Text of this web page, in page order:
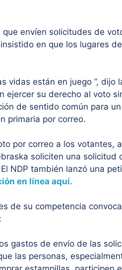
envíen solicitudes de
en que los lugares
vidas están en juego ”, dijo
ejercer su derecho al voto
de sentido común para
primaria por correo.
por correo a los votantes,
soliciten una solicitud
El NDP también lanzó una
en línea aquí.
de su competencia
gastos de envío de las
las personas,